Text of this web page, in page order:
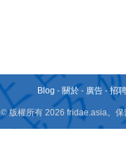
Blog - 關於 - 廣告 -招
© 版權所有 2026 fridae.asia。